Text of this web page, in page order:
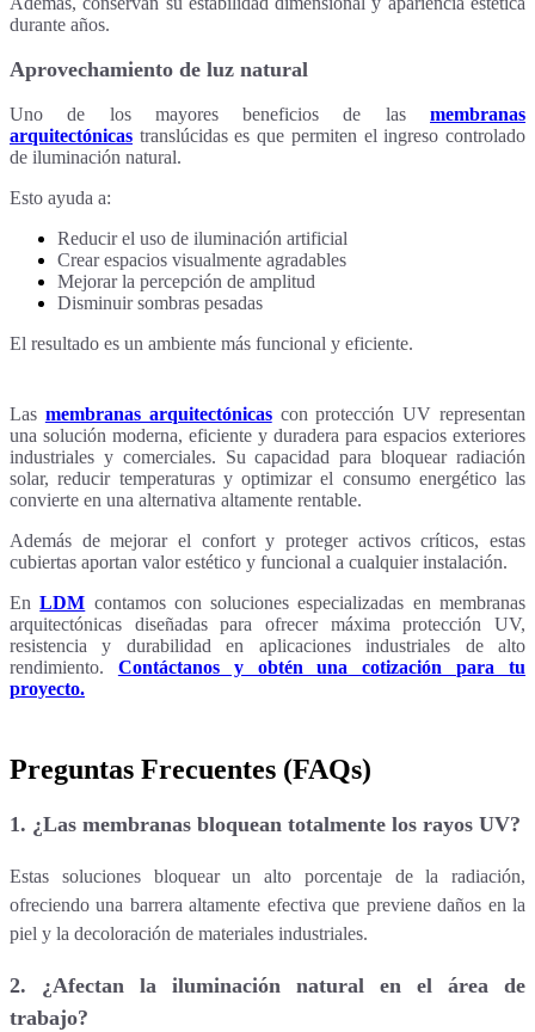
durante años.
Aprovechamiento de luz natural
Uno de los mayores beneficios de las membranas
arquitectónicas translúcidas es que permiten el ingreso controlado
de iluminación natural.
Esto ayuda a:
Reducir el uso de iluminación artificial
Crear espacios visualmente agradables
Mejorar la percepción de amplitud
Disminuir sombras pesadas
El resultado es un ambiente más funcional y eficiente.
Las membranas arquitectónicascon protección UV representan
una solución moderna, eficiente y duradera para espacios exteriores
industriales y comerciales. Su capacidad para bloquear radiación
solar, reducir temperaturas y optimizar el consumo energético las
convierte en una alternativa altamente rentable.
Además de mejorar el confort y proteger activos críticos, estas
cubiertas aportan valor estético y funcional a cualquier instalación.
EnLDM contamos con soluciones especializadas en membranas
arquitectónicas diseñadas para ofrecer máxima protección UV,
resistencia y durabilidad en aplicaciones industriales de alto
rendimiento. Contáctanos y obtén una cotización para tu
proyecto.
Preguntas Frecuentes (FAQs)
1. ¿Las membranas bloquean totalmente los rayos UV?
Estas soluciones bloquear un alto porcentaje de la radiación,
ofreciendo una barrera altamente efectiva que previene daños en la
piel y la decoloración de materiales industriales.
2. ¿Afectan la iluminación natural en el área de
trabajo?